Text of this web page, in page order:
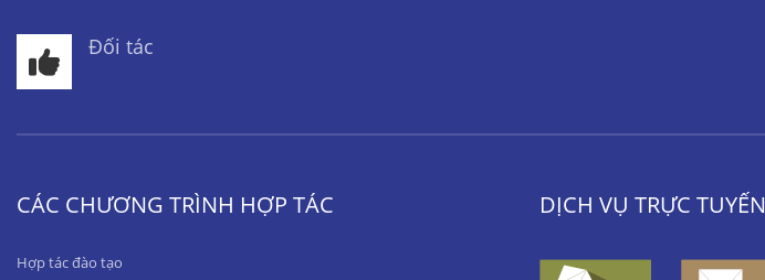
Đối tác
CÁC CHƯƠNG TRÌNH HỢP TÁC
Hợp tác đào tạo
DỊCH VỤ TRỰC TUYẾN